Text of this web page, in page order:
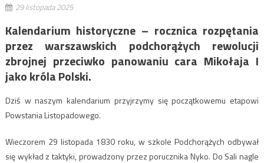
29 listopada 2025
Kalendarium historyczne – rocznica rozpętania
przez warszawskich podchorążych rewolucji
zbrojnej przeciwko panowaniu cara Mikołaja I
jako króla Polski.
Dziś w naszym kalendarium przyjrzymy się początkowemu etapowi
Powstania Listopadowego.
Wieczorem 29 listopada 1830 roku, w szkole Podchorążych odbywał
się wykład z taktyki, prowadzony przez porucznika Nyko. Do Sali nagle